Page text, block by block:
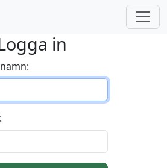
in